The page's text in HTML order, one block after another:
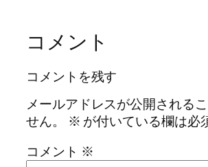
コメント
コメントを残す
メールアドレスが公開される
せん。
※ が付いている欄は必
コメント ※